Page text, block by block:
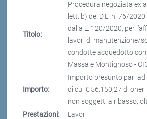
Titolo:
Procedura negoziata ex
lett. b) del D.L. n. 76/
dalla L. 120/2020, per
lavori di manutenzione/
condotte acquedotto
Massa e Montignoso -
Importo:
Importo presunto pari ad
di cui € 56.150,27 di
non soggetti a ribasso,
Prestazioni:
Lavori